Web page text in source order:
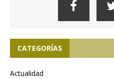
CATEGORÍAS
Actualidad